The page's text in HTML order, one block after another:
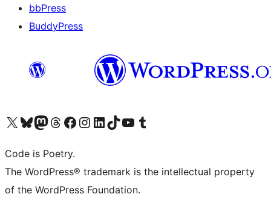
bbPress
BuddyPress
Navštivte náš účet na X (dříve Twitter)
Navštivte náš Bluesky účetNavštivte náš účet Mastodon
Navštivte náš Threads účetNavštivte naši stránku na Facebooku
Navštivte náš Instagram účetNavštivte náš LinkedIn účetNavštivte náš TikTok účetNavštivte náš YouTube kanálNavštivte náš Tumblr účet
Code is Poetry.
The WordPress® trademark is the intellectual property
of the WordPress Foundation.